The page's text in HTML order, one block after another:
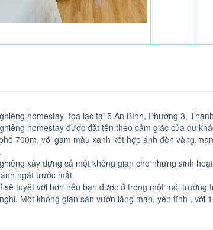
homestay tọa lạc tại 5 An Bình, Phường 3,
homestay được đặt tên theo cảm giác của du
700m, với gam màu xanh kết hợp ánh đèn vàng
xây dựng cả một không gian cho những sinh
ngát trước mắt.
sẽ tuyệt vời hơn nếu bạn được ở trong một môi
Một không gian sân vườn lãng mạn, yên tĩnh , với